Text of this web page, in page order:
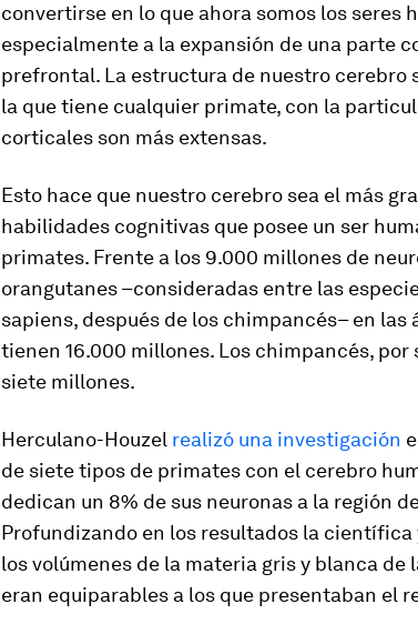
convertirse en lo que ahora somos los seres
especialmente a la expansión de una parte
prefrontal. La estructura de nuestro cerebro
la que tiene cualquier primate, con la
corticales son más extensas.
Esto hace que nuestro cerebro sea el más
habilidades cognitivas que posee un ser
primates. Frente a los 9.000 millones de
orangutanes –consideradas entre las
sapiens, después de los chimpancés– en
tienen 16.000 millones. Los chimpancés,
siete millones.
Herculano-Houzel realizó una investigación
de siete tipos de primates con el cerebro
dedican un 8% de sus neuronas a la región
Profundizando en los resultados la
los volúmenes de la materia gris y blanca
eran equiparables a los que presentaban el